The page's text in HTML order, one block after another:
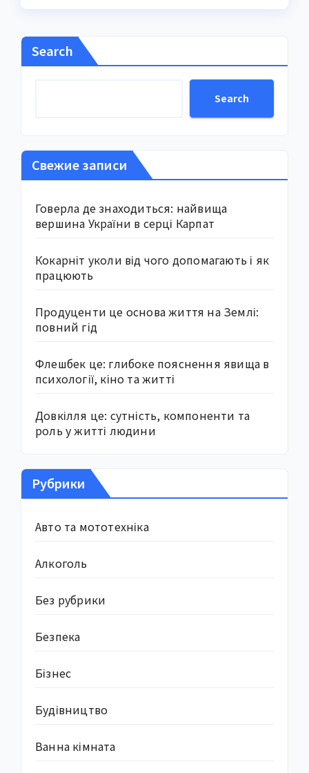
Search
Search
Свежие записи
Говерла де знаходиться: найвища
вершина України в серці Карпат
Кокарніт уколи від чого допомагають і як
працюють
Продуценти це основа життя на Землі:
повний гід
Флешбек це: глибоке пояснення явища в
психології, кіно та житті
Довкілля це: сутність, компоненти та
роль у житті людини
Рубрики
Авто та мототехніка
Алкоголь
Без рубрики
Безпека
Бізнес
Будівництво
Ванна кімната